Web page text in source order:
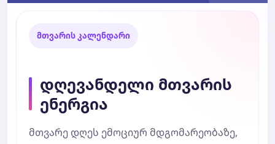
მთვარის კალენდარი
დღევანდელი მთვარის
ენერგია
მთვარე დღეს ემოციურ მდგომარეობაზე,